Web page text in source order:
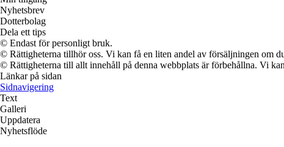
Nyhetsbrev
Dotterbolag
Dela ett tips
© Endast för personligt bruk.
© Rättigheterna tillhör oss. Vi kan få en liten andel av försäljningen om
© Rättigheterna till allt innehåll på denna webbplats är förbehållna. Vi
Länkar på sidan
Sidnavigering
Text
Galleri
Uppdatera
Nyhetsflöde